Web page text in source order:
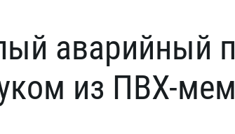
аварийный
из ПВХ-